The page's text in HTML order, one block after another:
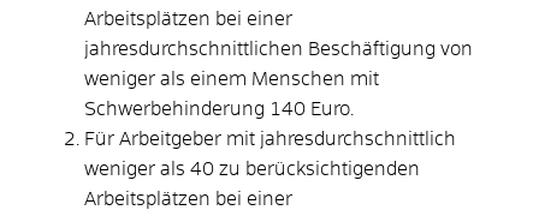
Arbeitsplätzen bei einer
jahresdurchschnittlichen Beschäftigung von
weniger als einem Menschen mit
Schwerbehinderung 140 Euro.
Für Arbeitgeber mit jahresdurchschnittlich
weniger als 40 zu berücksichtigenden
Arbeitsplätzen bei einer